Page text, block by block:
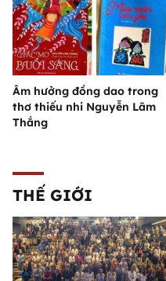
Âm hưởng đồng dao trong
thơ thiếu nhi Nguyễn Lãm
Thắng
THẾ GIỚI